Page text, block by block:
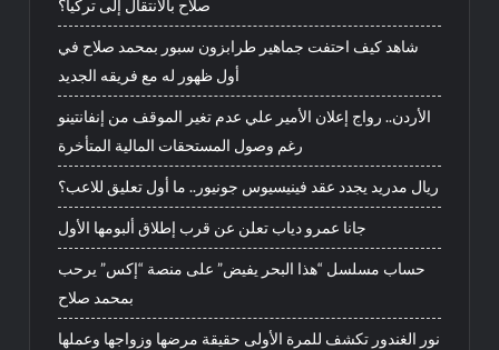
صلاح بالانتقال إلى تركيا؟
شاهد كيف احتفت جماهير طرابزون سبور بمحمد صلاح في
أول ظهور له مع فريقه الجديد
الأردن.. رواج إعلان الأمير علي عدم تغير الموقف من إنفانتينو
رغم وصول المستحقات المالية المتأخرة
ريال مدريد يجدد عقد فينيسيوس جونيور.. ما أول تعليق للاعب؟
جانا عمرو دياب تعلن عن قرب إطلاق ألبومها الأول
حساب مسلسل “هذا البحر يفيض” على منصة “إكس” يرحب
بمحمد صلاح
نور الغندور تكشف للمرة الأولى حقيقة مرضها وزواجها وعملها